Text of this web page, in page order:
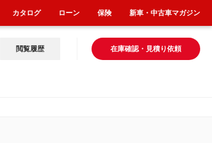
在庫確認・見積り依頼
閲覧履歴
カタログ ローン 保険 新車・中古車マガジン